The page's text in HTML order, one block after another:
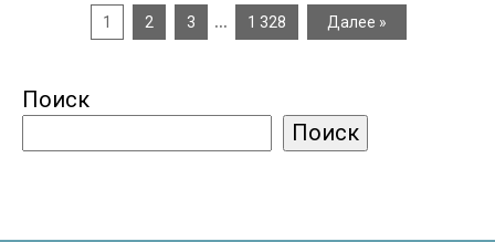
1 2 3 … 1 328 Далее »
Поиск
Поиск